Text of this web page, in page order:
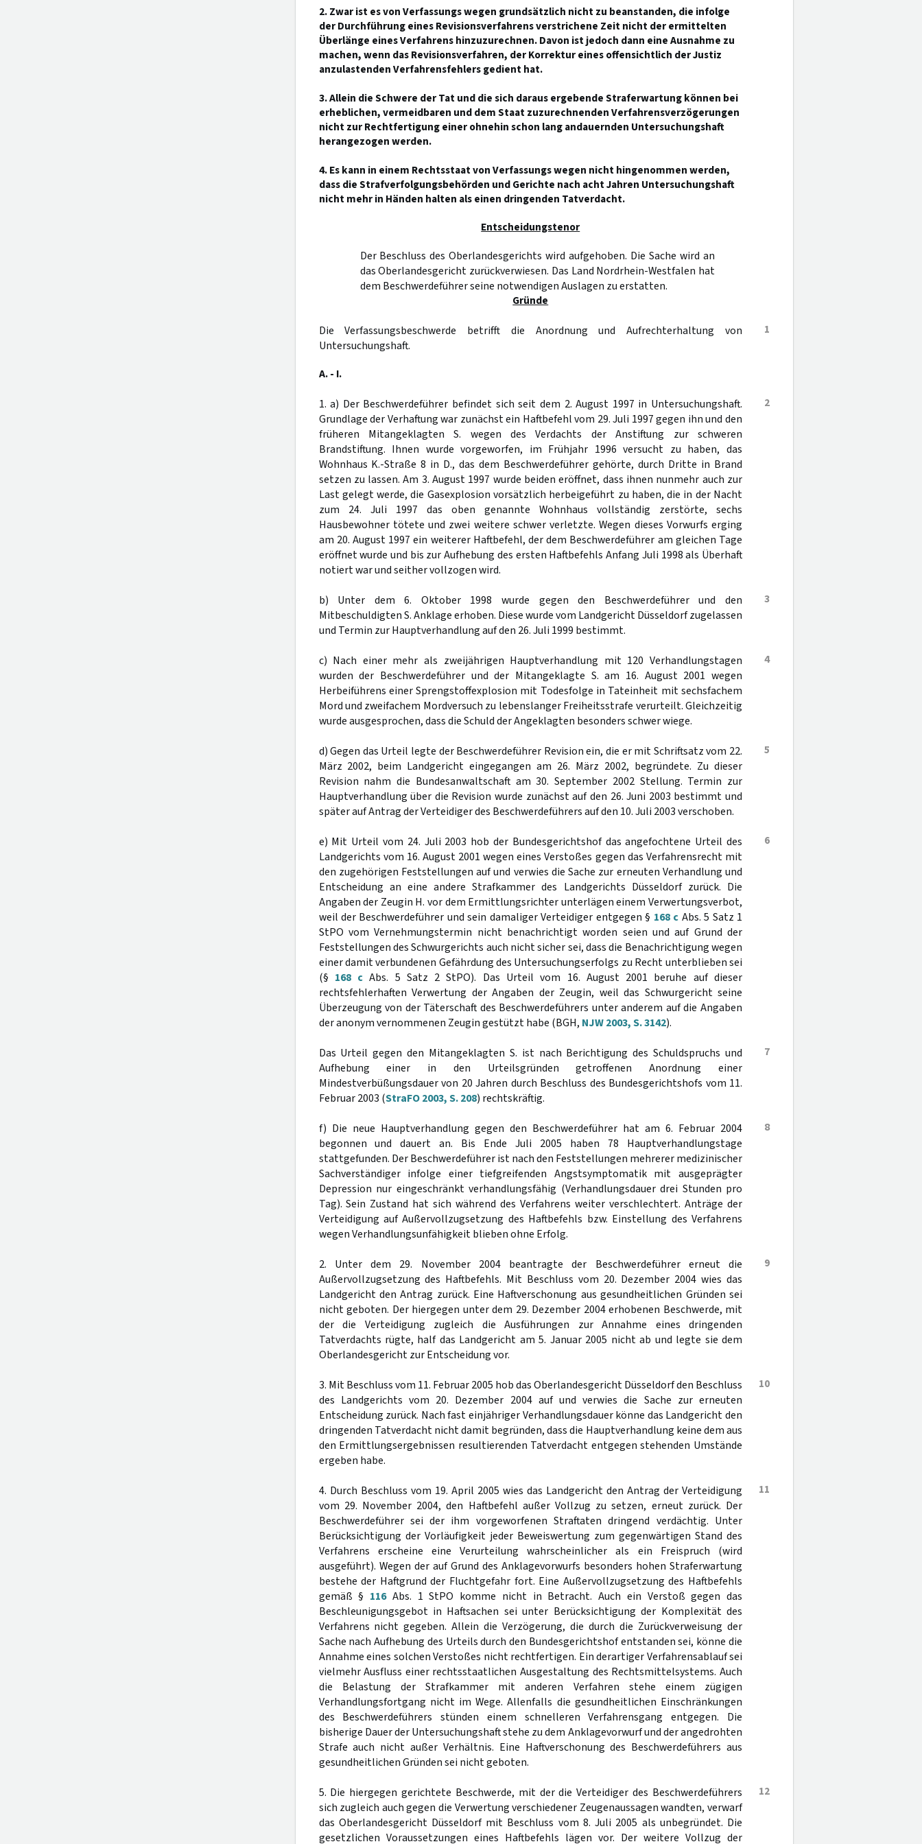
2. Zwar ist es von Verfassungs wegen grundsätzlich nicht zu beanstanden, die infolge
der Durchführung eines Revisionsverfahrens verstrichene Zeit nicht der ermittelten
Überlänge eines Verfahrens hinzuzurechnen. Davon ist jedoch dann eine Ausnahme zu
machen, wenn das Revisionsverfahren, der Korrektur eines offensichtlich der Justiz
anzulastenden Verfahrensfehlers gedient hat.
3. Allein die Schwere der Tat und die sich daraus ergebende Straferwartung können bei
erheblichen, vermeidbaren und dem Staat zuzurechnenden Verfahrensverzögerungen
nicht zur Rechtfertigung einer ohnehin schon lang andauernden Untersuchungshaft
herangezogen werden.
4. Es kann in einem Rechtsstaat von Verfassungs wegen nicht hingenommen werden,
dass die Strafverfolgungsbehörden und Gerichte nach acht Jahren Untersuchungshaft
nicht mehr in Händen halten als einen dringenden Tatverdacht.
Entscheidungstenor
Der Beschluss des Oberlandesgerichts wird aufgehoben. Die Sache wird an
das Oberlandesgericht zurückverwiesen. Das Land Nordrhein-Westfalen hat
dem Beschwerdeführer seine notwendigen Auslagen zu erstatten.
Gründe
1
Die Verfassungsbeschwerde betrifft die Anordnung und Aufrechterhaltung von
Untersuchungshaft.
A. - I.
2
1. a) Der Beschwerdeführer befindet sich seit dem 2. August 1997 in Untersuchungshaft.
Grundlage der Verhaftung war zunächst ein Haftbefehl vom 29. Juli 1997 gegen ihn und den
früheren Mitangeklagten S. wegen des Verdachts der Anstiftung zur schweren
Brandstiftung. Ihnen wurde vorgeworfen, im Frühjahr 1996 versucht zu haben, das
Wohnhaus K.-Straße 8 in D., das dem Beschwerdeführer gehörte, durch Dritte in Brand
setzen zu lassen. Am 3. August 1997 wurde beiden eröffnet, dass ihnen nunmehr auch zur
Last gelegt werde, die Gasexplosion vorsätzlich herbeigeführt zu haben, die in der Nacht
zum 24. Juli 1997 das oben genannte Wohnhaus vollständig zerstörte, sechs
Hausbewohner tötete und zwei weitere schwer verletzte. Wegen dieses Vorwurfs erging
am 20. August 1997 ein weiterer Haftbefehl, der dem Beschwerdeführer am gleichen Tage
eröffnet wurde und bis zur Aufhebung des ersten Haftbefehls Anfang Juli 1998 als Überhaft
notiert war und seither vollzogen wird.
3
b) Unter dem 6. Oktober 1998 wurde gegen den Beschwerdeführer und den
Mitbeschuldigten S. Anklage erhoben. Diese wurde vom Landgericht Düsseldorf zugelassen
und Termin zur Hauptverhandlung auf den 26. Juli 1999 bestimmt.
4
c) Nach einer mehr als zweijährigen Hauptverhandlung mit 120 Verhandlungstagen
wurden der Beschwerdeführer und der Mitangeklagte S. am 16. August 2001 wegen
Herbeiführens einer Sprengstoffexplosion mit Todesfolge in Tateinheit mit sechsfachem
Mord und zweifachem Mordversuch zu lebenslanger Freiheitsstrafe verurteilt. Gleichzeitig
wurde ausgesprochen, dass die Schuld der Angeklagten besonders schwer wiege.
5
d) Gegen das Urteil legte der Beschwerdeführer Revision ein, die er mit Schriftsatz vom 22.
März 2002, beim Landgericht eingegangen am 26. März 2002, begründete. Zu dieser
Revision nahm die Bundesanwaltschaft am 30. September 2002 Stellung. Termin zur
Hauptverhandlung über die Revision wurde zunächst auf den 26. Juni 2003 bestimmt und
später auf Antrag der Verteidiger des Beschwerdeführers auf den 10. Juli 2003 verschoben.
6
e) Mit Urteil vom 24. Juli 2003 hob der Bundesgerichtshof das angefochtene Urteil des
Landgerichts vom 16. August 2001 wegen eines Verstoßes gegen das Verfahrensrecht mit
den zugehörigen Feststellungen auf und verwies die Sache zur erneuten Verhandlung und
Entscheidung an eine andere Strafkammer des Landgerichts Düsseldorf zurück. Die
Angaben der Zeugin H. vor dem Ermittlungsrichter unterlägen einem Verwertungsverbot,
weil der Beschwerdeführer und sein damaliger Verteidiger entgegen § 168 c Abs. 5 Satz 1
StPO vom Vernehmungstermin nicht benachrichtigt worden seien und auf Grund der
Feststellungen des Schwurgerichts auch nicht sicher sei, dass die Benachrichtigung wegen
einer damit verbundenen Gefährdung des Untersuchungserfolgs zu Recht unterblieben sei
(§ 168 c Abs. 5 Satz 2 StPO). Das Urteil vom 16. August 2001 beruhe auf dieser
rechtsfehlerhaften Verwertung der Angaben der Zeugin, weil das Schwurgericht seine
Überzeugung von der Täterschaft des Beschwerdeführers unter anderem auf die Angaben
der anonym vernommenen Zeugin gestützt habe (BGH, NJW 2003, S. 3142).
7
Das Urteil gegen den Mitangeklagten S. ist nach Berichtigung des Schuldspruchs und
Aufhebung einer in den Urteilsgründen getroffenen Anordnung einer
Mindestverbüßungsdauer von 20 Jahren durch Beschluss des Bundesgerichtshofs vom 11.
Februar 2003 (StraFO 2003, S. 208) rechtskräftig.
8
f) Die neue Hauptverhandlung gegen den Beschwerdeführer hat am 6. Februar 2004
begonnen und dauert an. Bis Ende Juli 2005 haben 78 Hauptverhandlungstage
stattgefunden. Der Beschwerdeführer ist nach den Feststellungen mehrerer medizinischer
Sachverständiger infolge einer tiefgreifenden Angstsymptomatik mit ausgeprägter
Depression nur eingeschränkt verhandlungsfähig (Verhandlungsdauer drei Stunden pro
Tag). Sein Zustand hat sich während des Verfahrens weiter verschlechtert. Anträge der
Verteidigung auf Außervollzugsetzung des Haftbefehls bzw. Einstellung des Verfahrens
wegen Verhandlungsunfähigkeit blieben ohne Erfolg.
9
2. Unter dem 29. November 2004 beantragte der Beschwerdeführer erneut die
Außervollzugsetzung des Haftbefehls. Mit Beschluss vom 20. Dezember 2004 wies das
Landgericht den Antrag zurück. Eine Haftverschonung aus gesundheitlichen Gründen sei
nicht geboten. Der hiergegen unter dem 29. Dezember 2004 erhobenen Beschwerde, mit
der die Verteidigung zugleich die Ausführungen zur Annahme eines dringenden
Tatverdachts rügte, half das Landgericht am 5. Januar 2005 nicht ab und legte sie dem
Oberlandesgericht zur Entscheidung vor.
10
3. Mit Beschluss vom 11. Februar 2005 hob das Oberlandesgericht Düsseldorf den Beschluss
des Landgerichts vom 20. Dezember 2004 auf und verwies die Sache zur erneuten
Entscheidung zurück. Nach fast einjähriger Verhandlungsdauer könne das Landgericht den
dringenden Tatverdacht nicht damit begründen, dass die Hauptverhandlung keine dem aus
den Ermittlungsergebnissen resultierenden Tatverdacht entgegen stehenden Umstände
ergeben habe.
11
4. Durch Beschluss vom 19. April 2005 wies das Landgericht den Antrag der Verteidigung
vom 29. November 2004, den Haftbefehl außer Vollzug zu setzen, erneut zurück. Der
Beschwerdeführer sei der ihm vorgeworfenen Straftaten dringend verdächtig. Unter
Berücksichtigung der Vorläufigkeit jeder Beweiswertung zum gegenwärtigen Stand des
Verfahrens erscheine eine Verurteilung wahrscheinlicher als ein Freispruch (wird
ausgeführt). Wegen der auf Grund des Anklagevorwurfs besonders hohen Straferwartung
bestehe der Haftgrund der Fluchtgefahr fort. Eine Außervollzugsetzung des Haftbefehls
gemäß § 116Abs. 1 StPO komme nicht in Betracht. Auch ein Verstoß gegen das
Beschleunigungsgebot in Haftsachen sei unter Berücksichtigung der Komplexität des
Verfahrens nicht gegeben. Allein die Verzögerung, die durch die Zurückverweisung der
Sache nach Aufhebung des Urteils durch den Bundesgerichtshof entstanden sei, könne die
Annahme eines solchen Verstoßes nicht rechtfertigen. Ein derartiger Verfahrensablauf sei
vielmehr Ausfluss einer rechtsstaatlichen Ausgestaltung des Rechtsmittelsystems. Auch
die Belastung der Strafkammer mit anderen Verfahren stehe einem zügigen
Verhandlungsfortgang nicht im Wege. Allenfalls die gesundheitlichen Einschränkungen
des Beschwerdeführers stünden einem schnelleren Verfahrensgang entgegen. Die
bisherige Dauer der Untersuchungshaft stehe zu dem Anklagevorwurf und der angedrohten
Strafe auch nicht außer Verhältnis. Eine Haftverschonung des Beschwerdeführers aus
gesundheitlichen Gründen sei nicht geboten.
12
5. Die hiergegen gerichtete Beschwerde, mit der die Verteidiger des Beschwerdeführers
sich zugleich auch gegen die Verwertung verschiedener Zeugenaussagen wandten, verwarf
das Oberlandesgericht Düsseldorf mit Beschluss vom 8. Juli 2005 als unbegründet. Die
gesetzlichen Voraussetzungen eines Haftbefehls lägen vor. Der weitere Vollzug der